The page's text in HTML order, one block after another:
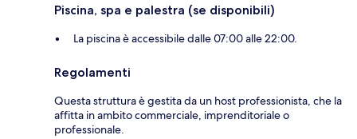
Piscina, spa e palestra (se disponibili)
La piscina è accessibile dalle 07:00 alle 22:00.
Regolamenti
Questa struttura è gestita da un host professionista, che la
affitta in ambito commerciale, imprenditoriale o
professionale.